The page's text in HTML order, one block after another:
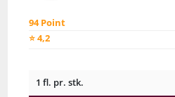
94 Point
⭐ 4,2
1 fl. pr. stk.